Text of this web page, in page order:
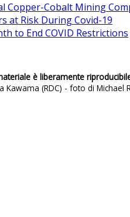
Copper-Cobalt Mining
at Risk During Covid-19
to End COVID Restrictions
è liberamente
Kawama (RDC) - foto di Michael